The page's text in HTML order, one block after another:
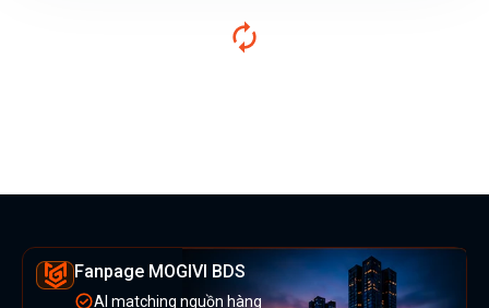
Fanpage MOGIVI BDS
AI matching nguồn hàng